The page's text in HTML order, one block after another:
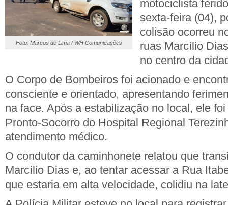
Foto: Marcos de Lima / WH Comunicações
motociclista
sexta-feira (04),
colisão ocorreu
ruas Marcílio
no centro da
O Corpo de Bombeiros foi acionado e
consciente e orientado, apresentando
na face. Após a estabilização no local, ele
Pronto-Socorro do Hospital Regional
atendimento médico.
O condutor da caminhonete relatou que
Marcílio Dias e, ao tentar acessar a Rua
que estaria em alta velocidade, colidiu na